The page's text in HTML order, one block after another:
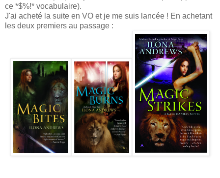
ce *$%!* vocabulaire).
J'ai acheté la suite en VO et je me suis lancée ! En achetant
les deux premiers au passage :